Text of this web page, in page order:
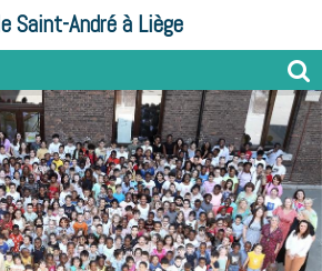
Saint-André à Liège